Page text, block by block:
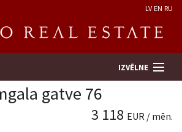
LV EN RU
IZVĒLNE
gatve 76
3 118 EUR / mēn.